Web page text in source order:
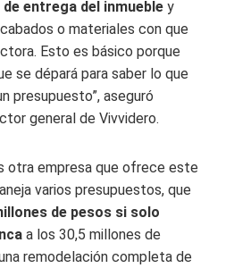
de entrega del inmueble y
o materiales con que
Esto es básico porque
se dépará para saber lo que
presupuesto”, aseguró
general de Vivvidero.
otra empresa que ofrece este
varios presupuestos, que
de pesos si solo
a los 30,5 millones de
remodelación completa de